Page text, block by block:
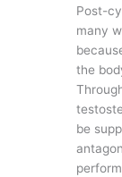
Post-
many
the
be